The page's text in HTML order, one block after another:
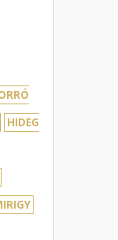
HIDEG